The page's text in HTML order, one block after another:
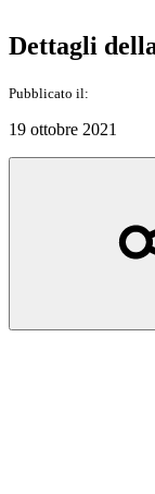
Dettagli
Pubblicato il:
19 ottobre 2021